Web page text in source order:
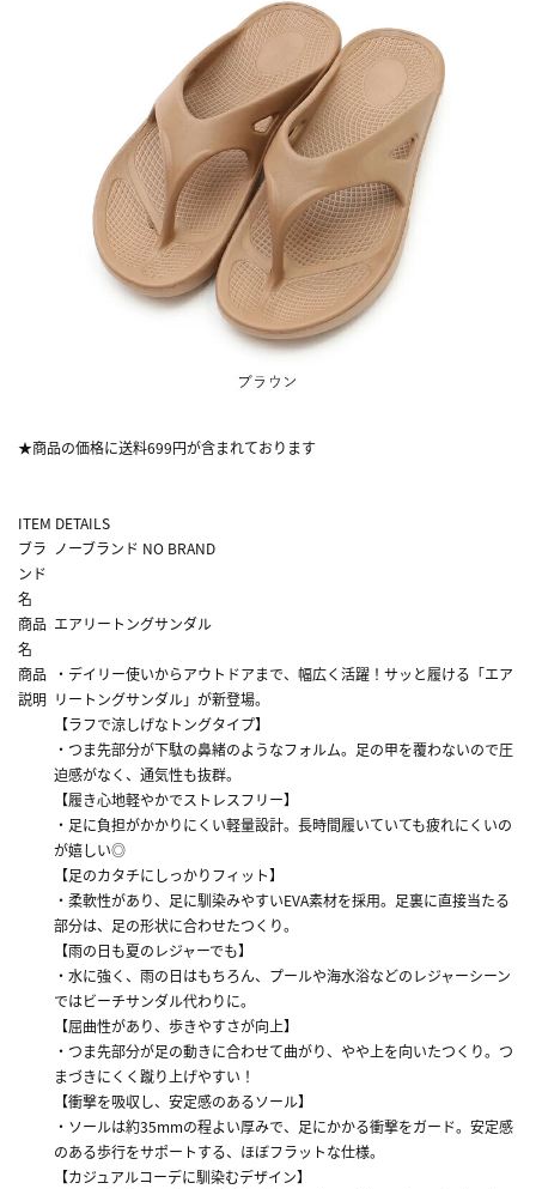
★商品の価格に送料699円が含まれております
ITEM DETAILS
ブラ
ンド
名
ノーブランド NO BRAND
商品
名
エアリートングサンダル
商品
説明
・デイリー使いからアウトドアまで、幅広く活躍！サッと履ける「エア
リートングサンダル」が新登場。
【ラフで涼しげなトングタイプ】
・つま先部分が下駄の鼻緒のようなフォルム。足の甲を覆わないので圧
迫感がなく、通気性も抜群。
【履き心地軽やかでストレスフリー】
・足に負担がかかりにくい軽量設計。長時間履いていても疲れにくいの
が嬉しい◎
【足のカタチにしっかりフィット】
・柔軟性があり、足に馴染みやすいEVA素材を採用。足裏に直接当たる
部分は、足の形状に合わせたつくり。
【雨の日も夏のレジャーでも】
・水に強く、雨の日はもちろん、プールや海水浴などのレジャーシーン
ではビーチサンダル代わりに。
【屈曲性があり、歩きやすさが向上】
・つま先部分が足の動きに合わせて曲がり、やや上を向いたつくり。つ
まづきにくく蹴り上げやすい！
【衝撃を吸収し、安定感のあるソール】
・ソールは約35mmの程よい厚みで、足にかかる衝撃をガード。安定感
のある歩行をサポートする、ほぼフラットな仕様。
【カジュアルコーデに馴染むデザイン】